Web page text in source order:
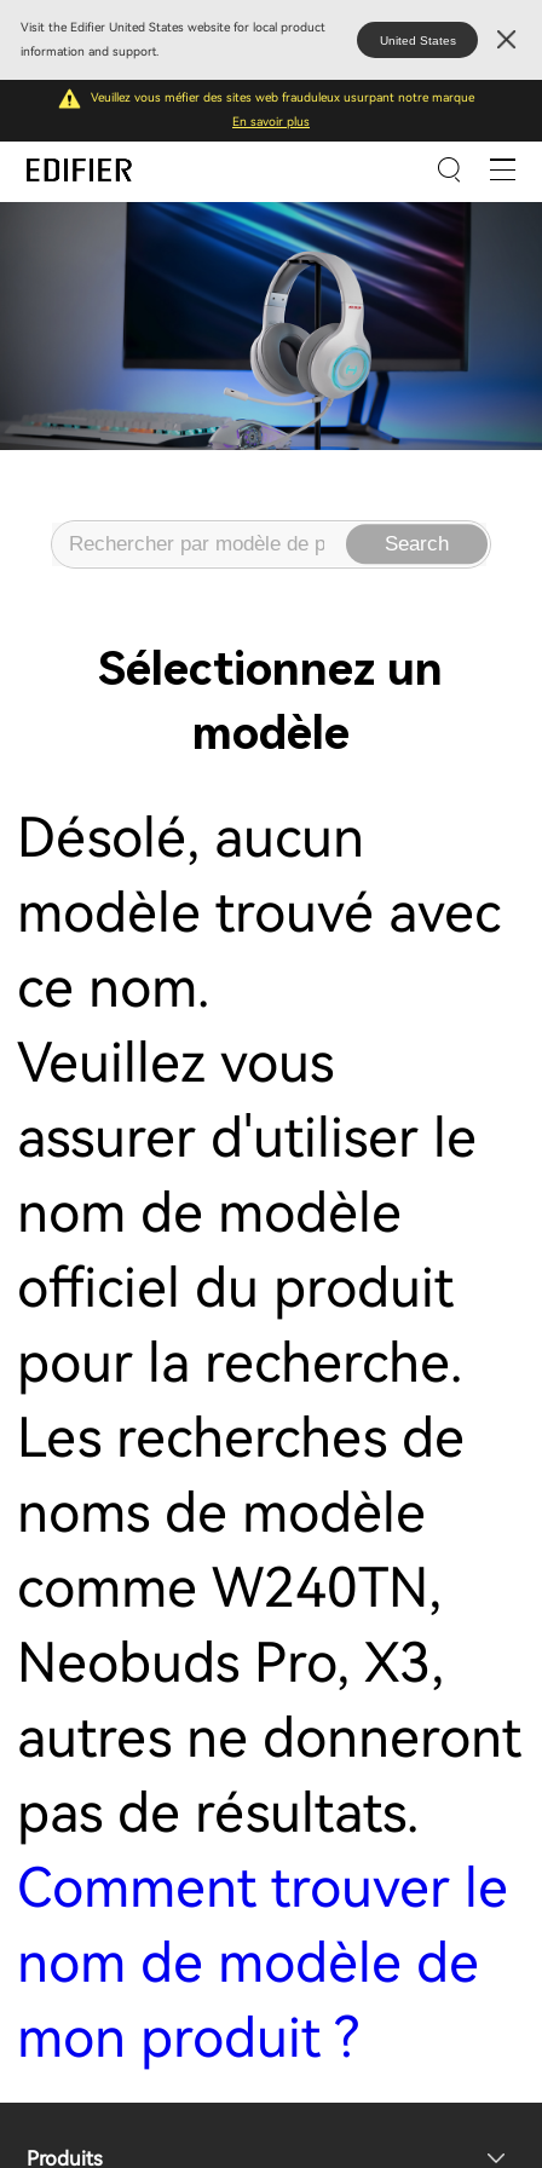
Visit the Edifier United States website for local product
information and support.
United States
Veuillez vous méfier des sites web frauduleux usurpant notre marque
En savoir plus
Search
Sélectionnez un
modèle
Désolé, aucun
modèle trouvé avec
ce nom.
Veuillez vous
assurer d'utiliser le
nom de modèle
officiel du produit
pour la recherche.
Les recherches de
noms de modèle
comme W240TN,
Neobuds Pro, X3,
autres ne donneront
pas de résultats.
Comment trouver le
nom de modèle de
mon produit ?
Produits